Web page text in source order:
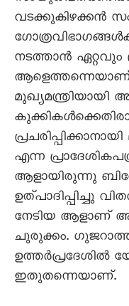
വടക്കുകിഴക്കൻ
നടത്താൻ ഏറ്റവും
ആളെത്തന്നെയാണ്
മുഖ്യമന്ത്രിയായി
എന്ന
ആളായിരുന്നു
ഉത്പാദിപ്പിച്ചു
നേടിയ ആളാണ്
ചുരുക്കം.
ഉത്തർപ്രദേശിൽ
ഇതുതന്നെയാണ്.